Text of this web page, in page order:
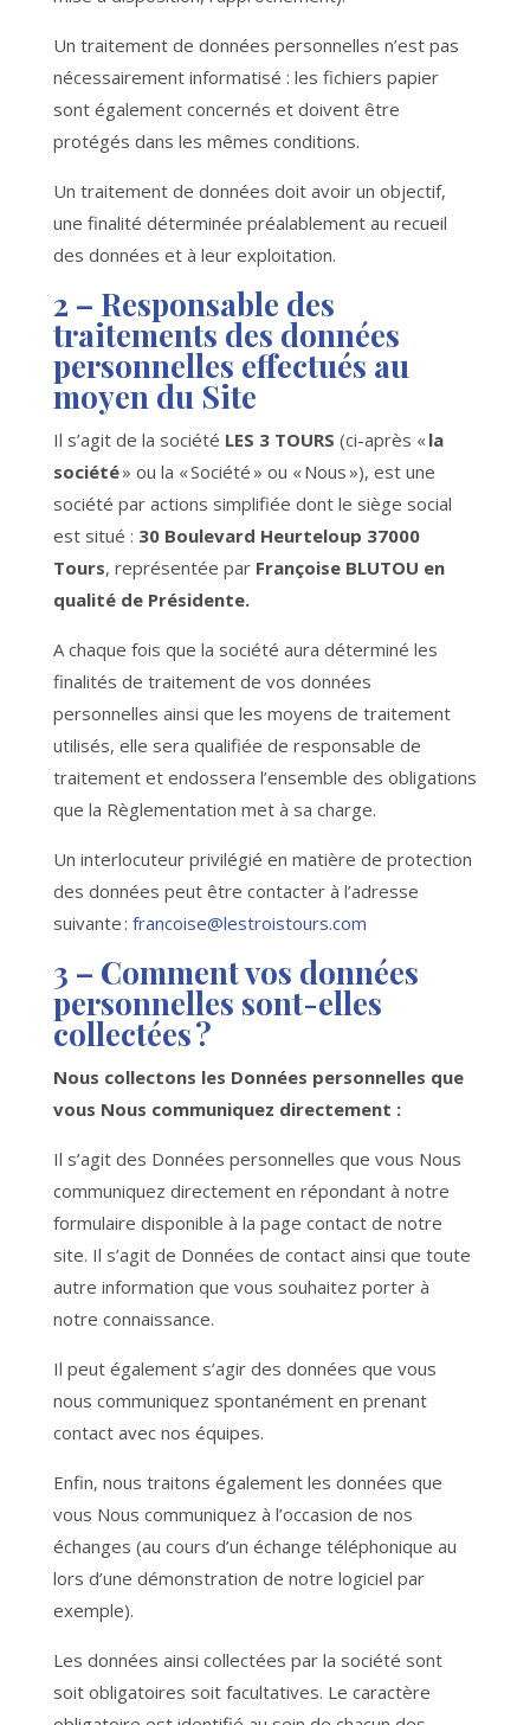
Un traitement de données personnelles n’est pas
nécessairement informatisé : les fichiers papier
sont également concernés et doivent être
protégés dans les mêmes conditions.
Un traitement de données doit avoir un objectif,
une finalité déterminée préalablement au recueil
des données et à leur exploitation.
2 – Responsable des
traitements des données
personnelles effectués au
moyen du Site
Il s’agit de la société LES 3 TOURS (ci-après « la
société» ou la « Société » ou « Nous »), est une
société par actions simplifiée dont le siège social
est situé : 30 Boulevard Heurteloup 37000
Tours, représentée par Françoise BLUTOU en
qualité de Présidente.
A chaque fois que la société aura déterminé les
finalités de traitement de vos données
personnelles ainsi que les moyens de traitement
utilisés, elle sera qualifiée de responsable de
traitement et endossera l’ensemble des obligations
que la Règlementation met à sa charge.
Un interlocuteur privilégié en matière de protection
des données peut être contacter à l’adresse
suivante : francoise@lestroistours.com
3 – Comment vos données
personnelles sont-elles
collectées ?
Nous collectons les Données personnelles que
vous Nous communiquez directement :
Il s’agit des Données personnelles que vous Nous
communiquez directement en répondant à notre
formulaire disponible à la page contact de notre
site. Il s’agit de Données de contact ainsi que toute
autre information que vous souhaitez porter à
notre connaissance.
Il peut également s’agir des données que vous
nous communiquez spontanément en prenant
contact avec nos équipes.
Enfin, nous traitons également les données que
vous Nous communiquez à l’occasion de nos
échanges (au cours d’un échange téléphonique au
lors d’une démonstration de notre logiciel par
exemple).
Les données ainsi collectées par la société sont
soit obligatoires soit facultatives. Le caractère